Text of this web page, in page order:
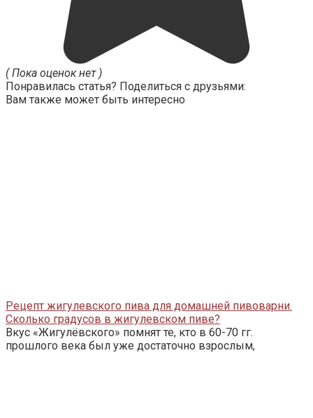
( Пока оценок нет )
Понравилась статья? Поделиться с друзьями:
Вам также может быть интересно
Рецепт жигулевского пива для домашней пивоварни.
Сколько градусов в жигулевском пиве?
Вкус «Жигулёвского» помнят те, кто в 60-70 гг.
прошлого века был уже достаточно взрослым,